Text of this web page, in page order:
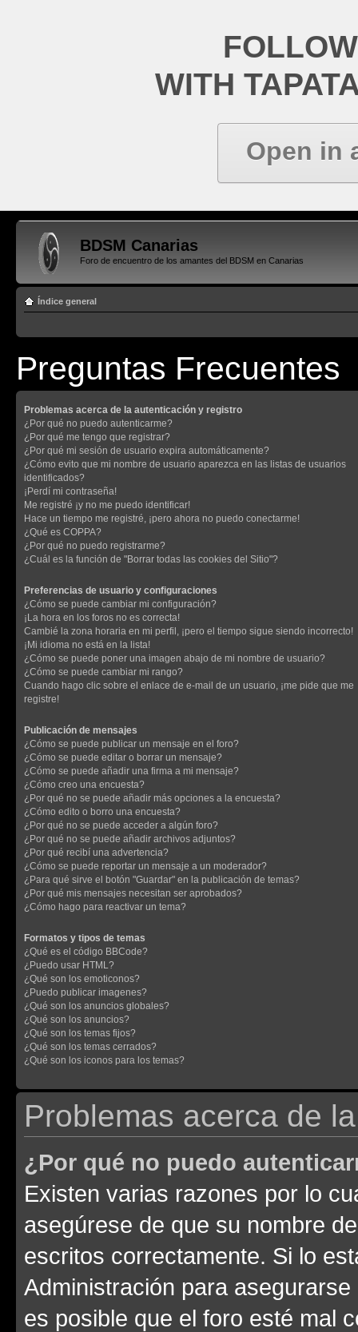
WITH
Open in
BDSM Canarias
Foro de encuentro de los amantes del BDSM en Canarias
Índice general
Preguntas Frecuentes
Problemas acerca de la autenticación y registro
¿Por qué no puedo autenticarme?
¿Por qué me tengo que registrar?
¿Por qué mi sesión de usuario expira automáticamente?
¿Cómo evito que mi nombre de usuario aparezca en las listas de usuarios
identificados?
¡Perdí mi contraseña!
Me registré ¡y no me puedo identificar!
Hace un tiempo me registré, ¡pero ahora no puedo conectarme!
¿Qué es COPPA?
¿Por qué no puedo registrarme?
¿Cuál es la función de "Borrar todas las cookies del Sitio"?
Preferencias de usuario y configuraciones
¿Cómo se puede cambiar mi configuración?
¡La hora en los foros no es correcta!
Cambié la zona horaria en mi perfil, ¡pero el tiempo sigue siendo incorrecto!
¡Mi idioma no está en la lista!
¿Cómo se puede poner una imagen abajo de mi nombre de usuario?
¿Cómo se puede cambiar mi rango?
Cuando hago clic sobre el enlace de e-mail de un usuario, ¡me pide que me
registre!
Publicación de mensajes
¿Cómo se puede publicar un mensaje en el foro?
¿Cómo se puede editar o borrar un mensaje?
¿Cómo se puede añadir una firma a mi mensaje?
¿Cómo creo una encuesta?
¿Por qué no se puede añadir más opciones a la encuesta?
¿Cómo edito o borro una encuesta?
¿Por qué no se puede acceder a algún foro?
¿Por qué no se puede añadir archivos adjuntos?
¿Por qué recibí una advertencia?
¿Cómo se puede reportar un mensaje a un moderador?
¿Para qué sirve el botón "Guardar" en la publicación de temas?
¿Por qué mis mensajes necesitan ser aprobados?
¿Cómo hago para reactivar un tema?
Formatos y tipos de temas
¿Qué es el código BBCode?
¿Puedo usar HTML?
¿Qué son los emoticonos?
¿Puedo publicar imagenes?
¿Qué son los anuncios globales?
¿Qué son los anuncios?
¿Qué son los temas fijos?
¿Qué son los temas cerrados?
¿Qué son los iconos para los temas?
Problemas acerca de
¿Por qué no puedo
Existen varias razones por lo
asegúrese de que su nombre
escritos correctamente. Si lo
Administración para
es posible que el foro esté mal